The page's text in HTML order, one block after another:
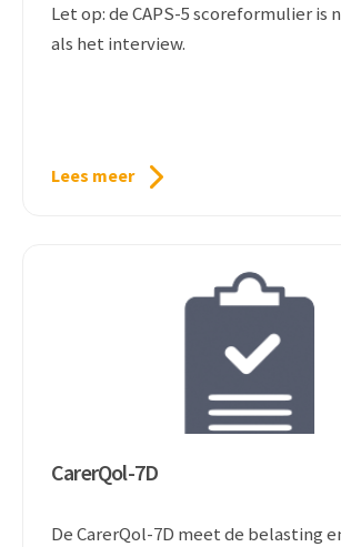
Let op: de CAPS-5 scoreformulier is
als het interview.
Lees meer
CarerQol-7D
De CarerQol-7D meet de belasting